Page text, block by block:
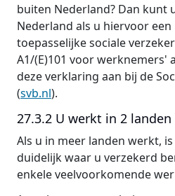
buiten Nederland? Dan kunt
Nederland als u hiervoor
toepasselijke sociale
A1/(E)101 voor werknemers'
deze verklaring aan bij de
(svb.nl).
27.3.2 U werkt in 2 landen
Als u in meer landen werkt,
duidelijk waar u verzekerd
enkele veelvoorkomende